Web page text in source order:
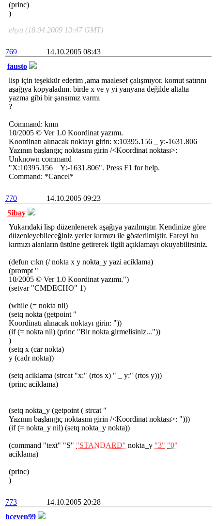
(princ)
)
ehya (18.04.2009 13:47 GMT)
769
14.10.2005 08:43
fausto
lisp için teşekkür ederim ,ama maalesef çalışmıyor. komut satırını
aşağıya kopyaladım. birde x ve y yi yanyana değilde altalta
yazma gibi bir şansımız varmı
?
Command: kmn
10/2005 © Ver 1.0 Koordinat yazımı.
Koordinatı alınacak noktayı girin: x:10395.156 _ y:-1631.806
Yazının başlangıç noktasını girin /<Koordinat noktası>:
Unknown command
"X:10395.156 _ Y:-1631.806". Press F1 for help.
Command: *Cancel*
770
14.10.2005 09:23
Sibay
Yukarıdaki lisp düzenlenerek aşağıya yazılmıştır. Kendinize göre
düzenleyebileceğiniz yerler kırmızı ile gösterilmiştir. Fareyi bu
kırmızı alanların üstüne getirerek ilgili açıklamayı okuyabilirsiniz.
(defun c:kn (/ nokta x y nokta_y yazi aciklama)
(prompt "
10/2005 © Ver 1.0 Koordinat yazımı.")
(setvar "CMDECHO" 1)
(while (= nokta nil)
(setq nokta (getpoint "
Koordinatı alınacak noktayı girin: "))
(if (= nokta nil) (princ "Bir nokta girmelisiniz..."))
)
(setq x (car nokta)
y (cadr nokta))
(setq aciklama (strcat "x:" (rtos x) " _ y:" (rtos y)))
(princ aciklama)
(setq nokta_y (getpoint ( strcat "
Yazının başlangıç noktasını girin /<Koordinat noktası>: ")))
(if (= nokta_y nil) (setq nokta_y nokta))
(command "text" "S" "STANDARD" nokta_y "3" "0"
aciklama)
(princ)
)
773
14.10.2005 20:28
hceven99